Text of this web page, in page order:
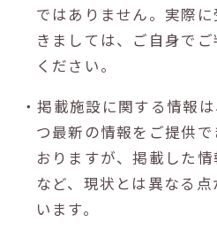
ではありません。実際
きましては、ご自身で
ください。
・掲載施設に関する情報
つ最新の情報をご提供
おりますが、掲載した
など、現状とは異なる
います。